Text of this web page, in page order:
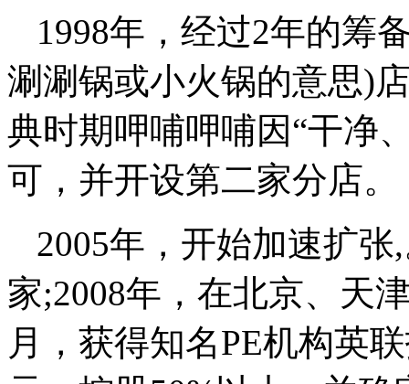
1998年，经过2年的筹
涮涮锅或小火锅的意思)
典时期呷哺呷哺因“干净
可，并开设第二家分店。
2005年，开始加速扩
家;2008年，在北京、天
月，获得知名PE机构英